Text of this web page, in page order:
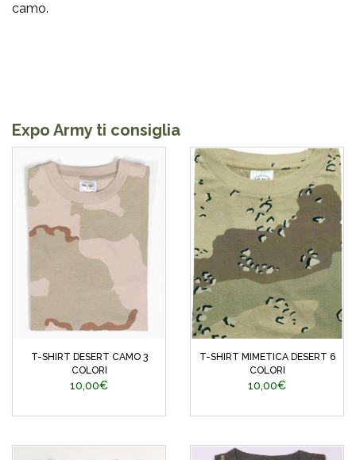
camo.
Expo Army ti consiglia
T-SHIRT DESERT CAMO 3
COLORI
10,00€
T-SHIRT MIMETICA DESERT 6
COLORI
10,00€